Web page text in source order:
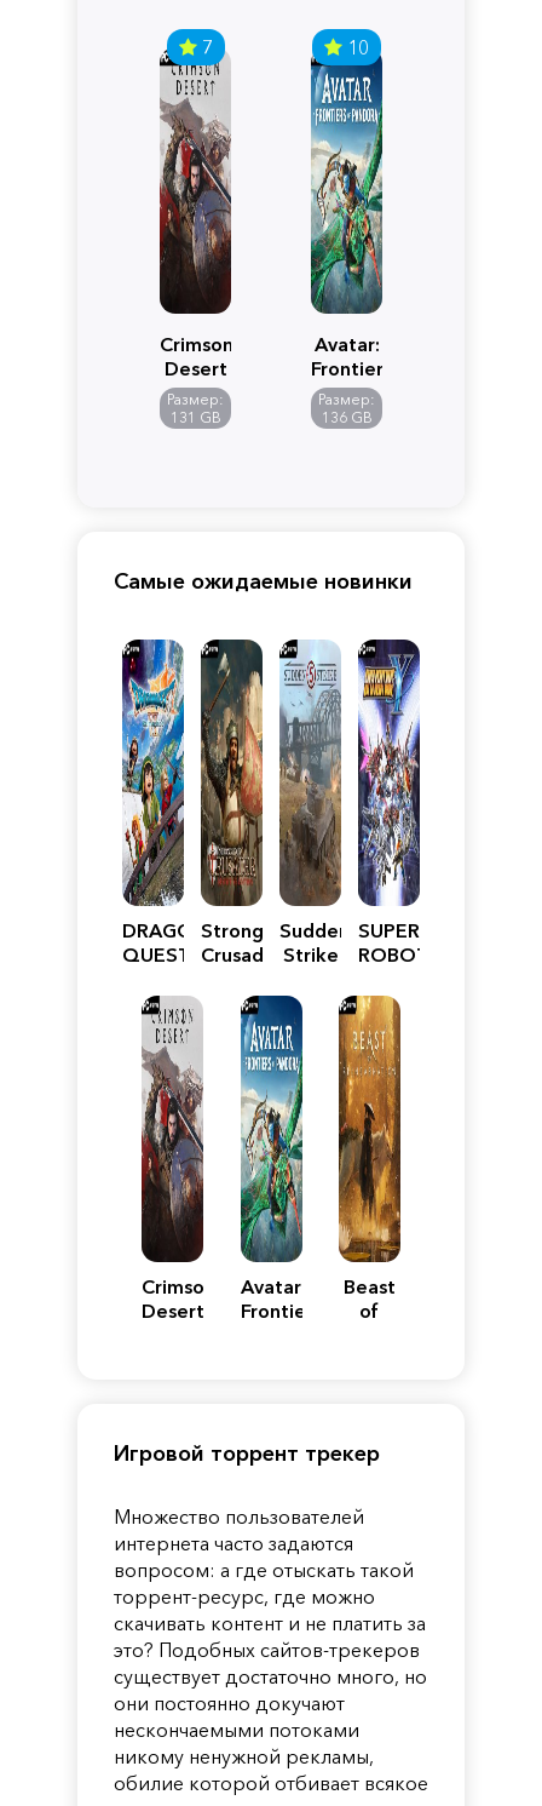
7
Crimson
Desert
Размер:
131 GB
10
Avatar:
Frontiers
of
Pandora
Размер:
136 GB
Самые ожидаемые новинки
DRAGON
QUEST
Reimagined
Stronghold
Crusader:
Edition
Sudden
Strike
SUPER
ROBOT
Y
Crimson
Desert
Avatar:
Frontiers
Beast
of
Игровой торрент трекер
Множество пользователей
интернета часто задаются
вопросом: а где отыскать такой
торрент-ресурс, где можно
скачивать контент и не платить за
это? Подобных сайтов-трекеров
существует достаточно много, но
они постоянно докучают
нескончаемыми потоками
никому ненужной рекламы,
обилие которой отбивает всякое